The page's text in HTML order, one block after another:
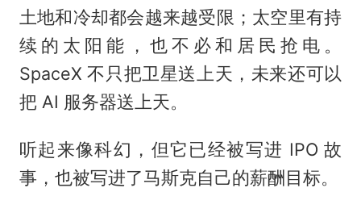
土地和冷却都会越来越受限；太空里有持
续的太阳能，也不必和居民抢电。
SpaceX 不只把卫星送上天，未来还可以
把 AI 服务器送上天。
听起来像科幻，但它已经被写进 IPO 故
事，也被写进了马斯克自己的薪酬目标。